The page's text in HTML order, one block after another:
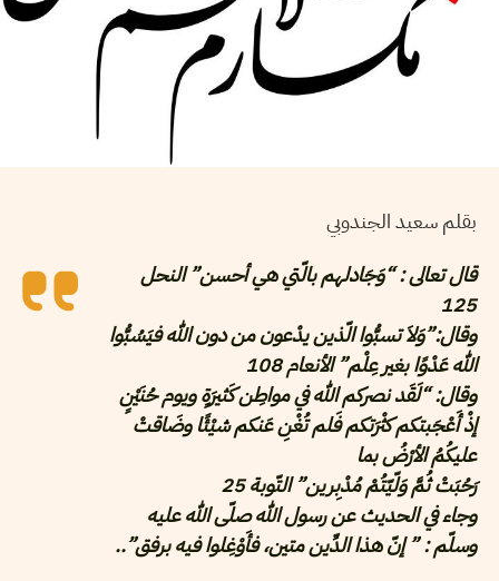
بقلم سعيد الجندوبي
قال تعالى : “وَجَادلهم بالّتي هي أحسن” النحل
125
وقال:”وَلاَ تسبُّوا الّذين يدْعون من دون الله فيَسُبُّوا
الله عَدْوًا بغير عِلْم” الأنعام 108
وقال: “لَقَد نصركم الله في مواطِن كَثيرَةٍ ويوم حُنَيْنٍ
إذْ أَعْجَبتكم كثْرَتكم فَلم تُغْنِ عَنكم شيْئًا وضَاقتْ
عليكُمُ الأرْضُ بما
رَحُبَتْ ثُمَّ وَلّيّتُمْ مُدْبِرين” التّوبة 25
وجاء في الحديث عن رسول الله صلّى الله عليه
وسلّم : ” إنّ هذا الدِّين متين، فأَوْغِلوا فيه برفق”..